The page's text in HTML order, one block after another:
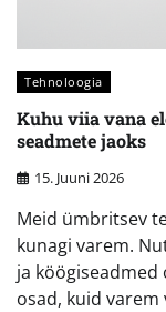
Tehnoloogia
Kuhu viia vana
seadmete jaoks
15. Juuni 2026
Meid ümbritsev
kunagi varem.
ja
osad, kuid